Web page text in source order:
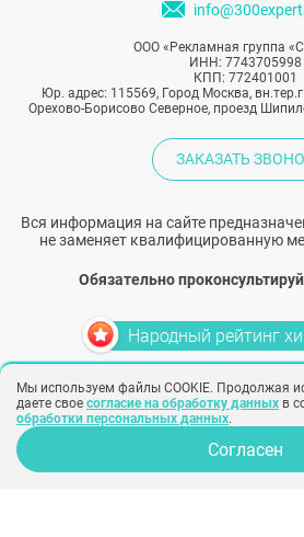
ООО «Рекламная группа
ИНН: 7743705998
КПП: 772401001
Юр. адрес: 115569, Город Москва,
Орехово-Борисово Северное, проезд
ЗАКАЗАТЬ
Вся информация на сайте
не заменяет квалифицированную
Обязательно
Народный рейтинг
Политика конфиденциальности Согласие
данных Согласие на
Мы используем файлы COOKIE. Продолжая
даете свое согласие на обработку данных в
обработки персональных данных.
Согласен
Опрос для